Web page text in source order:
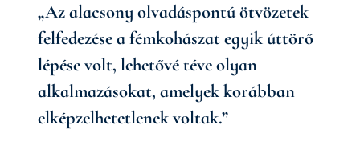
„Az alacsony olvadáspontú ötvözetek
felfedezése a fémkohászat egyik úttörő
lépése volt, lehetővé téve olyan
alkalmazásokat, amelyek korábban
elképzelhetetlenek voltak.”